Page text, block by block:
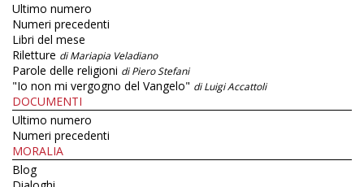
Ultimo numero
Numeri precedenti
Libri del mese
Riletture di Mariapia Veladiano
Parole delle religioni di Piero Stefani
"Io non mi vergogno del Vangelo" di Luigi Accattoli
DOCUMENTI
Ultimo numero
Numeri precedenti
MORALIA
Blog